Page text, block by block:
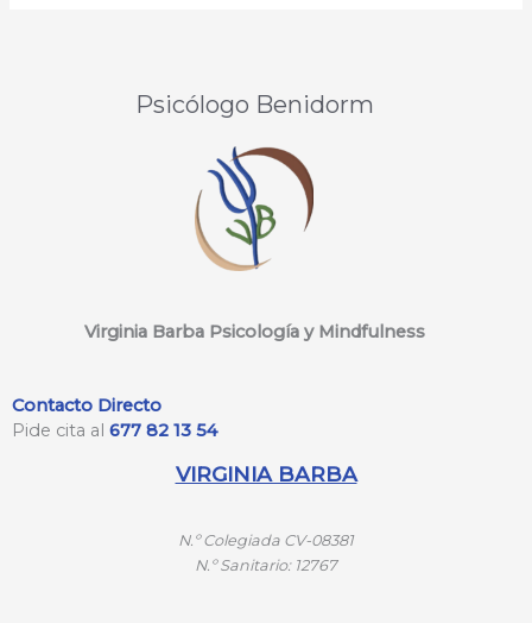
Psicólogo Benidorm
Virginia Barba Psicología y Mindfulness
Contacto Directo
Pide cita al 677 82 13 54
VIRGINIA BARBA
N.º Colegiada CV-08381
N.ºSanitario: 12767